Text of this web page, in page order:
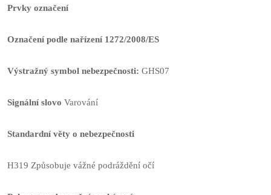
Prvky označení
Označení podle nařízení 1272/2008/ES
Výstražný symbol nebezpečnosti: GHS07
Signální slovo Varování
Standardní věty o nebezpečnosti
H319 Způsobuje vážné podráždění očí